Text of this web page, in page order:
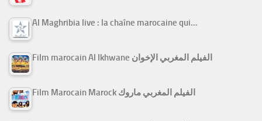
Al Maghribia live : la chaîne marocaine qui…
Film marocain Al Ikhwane الفيلم المغربي الإخوان
Film Marocain Marock الفيلم المغربي ماروك